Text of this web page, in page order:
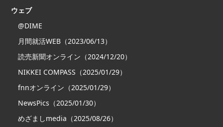
ウェブ
@DIME
月間就活WEB（2023/06/13）
読売新聞オンライン（2024/12/20）
NIKKEI COMPASS（2025/01/29）
fnnオンライン（2025/01/29）
NewsPics（2025/01/30）
めざましmedia（2025/08/26）